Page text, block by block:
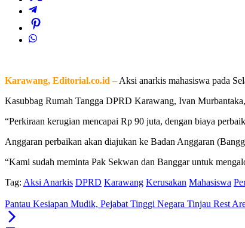
Karawang, Editorial.co.id –Aksi anarkis mahasiswa pada
Kasubbag Rumah Tangga DPRD Karawang, Ivan
“Perkiraan kerugian mencapai Rp 90 juta, dengan biaya
Anggaran perbaikan akan diajukan ke Badan Anggaran
“Kami sudah meminta Pak Sekwan dan Banggar untuk
Tag: Aksi Anarkis DPRD Karawang Kerusakan Mahasiswa
Pantau Kesiapan Mudik, Pejabat Tinggi Negara Tinjau Rest